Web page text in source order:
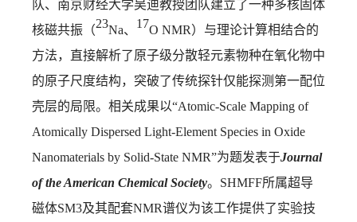
队、南京财经大学吴迪教授团队建立了一种多核固体
核磁共振（23Na、 17O NMR）与理论计算相结合的
方法，直接解析了原子级分散轻元素物种在氧化物中
的原子尺度结构，突破了传统探针仅能探测第一配位
壳层的局限。相关成果以“Atomic-Scale Mapping of
Atomically Dispersed Light-Element Species in Oxide
Nanomaterials by Solid-State NMR”为题发表于Journal
of the American Chemical Society。 SHMFF所属超导
磁体SM3及其配套NMR谱仪为该工作提供了实验技